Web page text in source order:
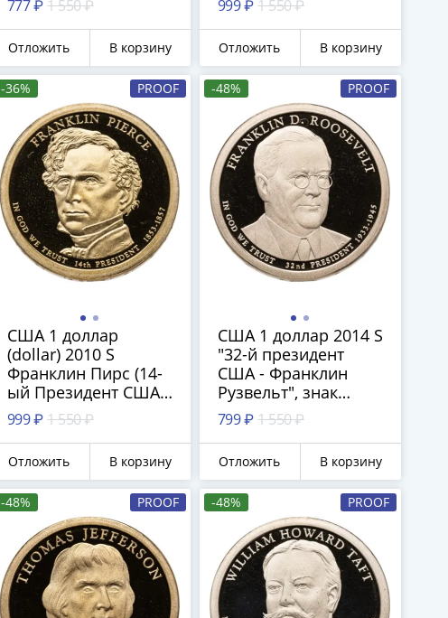
"S" - Сан-Франциско
777 ₽ 1 550 ₽
Отложить В корзину
монетного двора:
"S" - Сан-Франциско
999 ₽ 1 550 ₽
Отложить В корзину
-36% PROOF
США 1 доллар
(dollar) 2010 S
Франклин Пирс (14-
ый Президент США),
знак монетного
двора "S" - Сан-
Франциско
999 ₽ 1 550 ₽
Отложить В корзину
-48% PROOF
США 1 доллар 2014 S
"32-й президент
США - Франклин
Рузвельт", знак
монетного двора "S"
- Сан-Франциско
799 ₽ 1 550 ₽
Отложить В корзину
-48% PROOF -48% PROOF